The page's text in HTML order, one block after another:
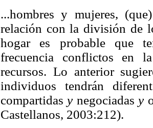
...hombres y mujeres,
relación con la división de
hogar es probable que
frecuencia conflictos en
recursos. Lo anterior
individuos tendrán
compartidasy negociadasy
Castellanos, 2003:212).